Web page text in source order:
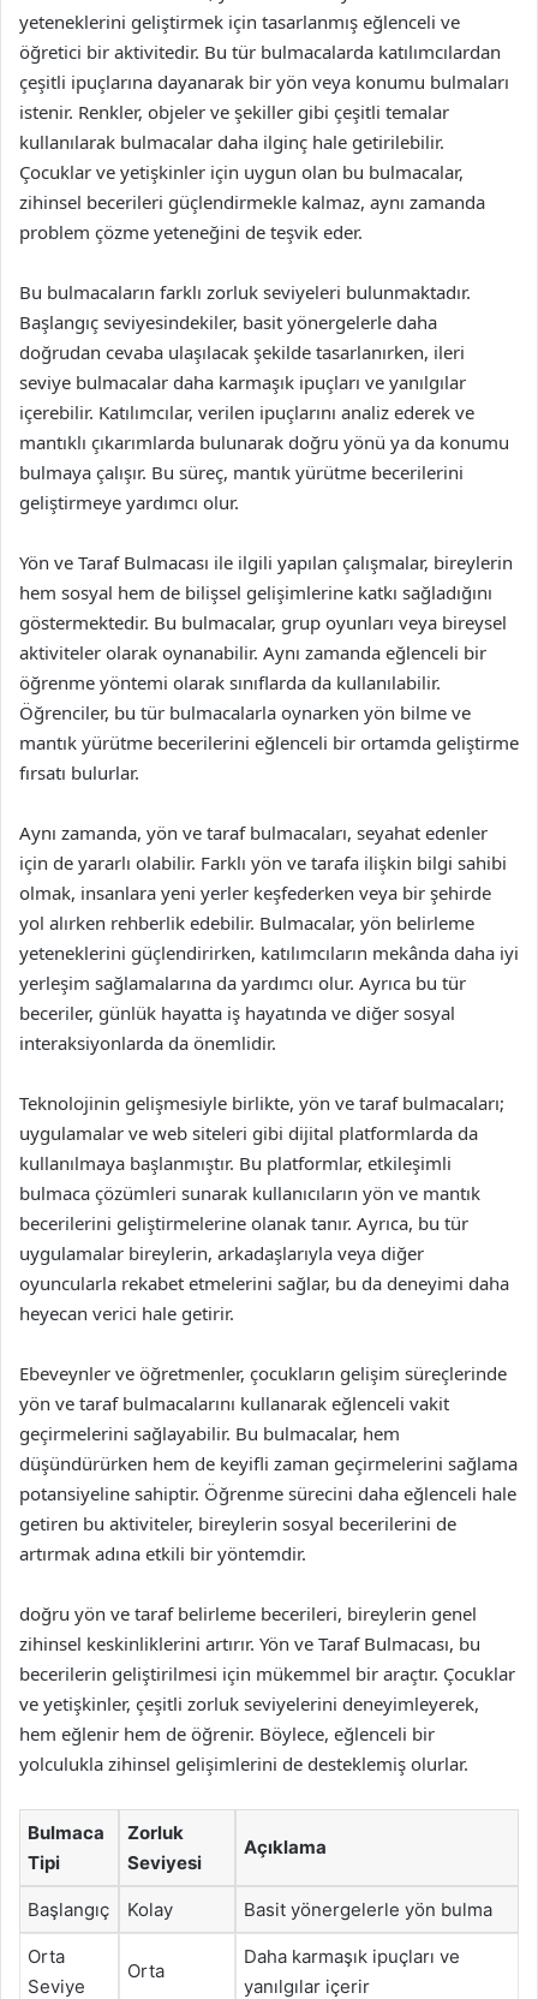
yeteneklerini geliştirmek için tasarlanmış eğlenceli ve
öğretici bir aktivitedir. Bu tür bulmacalarda katılımcılardan
çeşitli ipuçlarına dayanarak bir yön veya konumu bulmaları
istenir. Renkler, objeler ve şekiller gibi çeşitli temalar
kullanılarak bulmacalar daha ilginç hale getirilebilir.
Çocuklar ve yetişkinler için uygun olan bu bulmacalar,
zihinsel becerileri güçlendirmekle kalmaz, aynı zamanda
problem çözme yeteneğini de teşvik eder.
Bu bulmacaların farklı zorluk seviyeleri bulunmaktadır.
Başlangıç seviyesindekiler, basit yönergelerle daha
doğrudan cevaba ulaşılacak şekilde tasarlanırken, ileri
seviye bulmacalar daha karmaşık ipuçları ve yanılgılar
içerebilir. Katılımcılar, verilen ipuçlarını analiz ederek ve
mantıklı çıkarımlarda bulunarak doğru yönü ya da konumu
bulmaya çalışır. Bu süreç, mantık yürütme becerilerini
geliştirmeye yardımcı olur.
Yön ve Taraf Bulmacası ile ilgili yapılan çalışmalar, bireylerin
hem sosyal hem de bilişsel gelişimlerine katkı sağladığını
göstermektedir. Bu bulmacalar, grup oyunları veya bireysel
aktiviteler olarak oynanabilir. Aynı zamanda eğlenceli bir
öğrenme yöntemi olarak sınıflarda da kullanılabilir.
Öğrenciler, bu tür bulmacalarla oynarken yön bilme ve
mantık yürütme becerilerini eğlenceli bir ortamda geliştirme
fırsatı bulurlar.
Aynı zamanda, yön ve taraf bulmacaları, seyahat edenler
için de yararlı olabilir. Farklı yön ve tarafa ilişkin bilgi sahibi
olmak, insanlara yeni yerler keşfederken veya bir şehirde
yol alırken rehberlik edebilir. Bulmacalar, yön belirleme
yeteneklerini güçlendirirken, katılımcıların mekânda daha iyi
yerleşim sağlamalarına da yardımcı olur. Ayrıca bu tür
beceriler, günlük hayatta iş hayatında ve diğer sosyal
interaksiyonlarda da önemlidir.
Teknolojinin gelişmesiyle birlikte, yön ve taraf bulmacaları;
uygulamalar ve web siteleri gibi dijital platformlarda da
kullanılmaya başlanmıştır. Bu platformlar, etkileşimli
bulmaca çözümleri sunarak kullanıcıların yön ve mantık
becerilerini geliştirmelerine olanak tanır. Ayrıca, bu tür
uygulamalar bireylerin, arkadaşlarıyla veya diğer
oyuncularla rekabet etmelerini sağlar, bu da deneyimi daha
heyecan verici hale getirir.
Ebeveynler ve öğretmenler, çocukların gelişim süreçlerinde
yön ve taraf bulmacalarını kullanarak eğlenceli vakit
geçirmelerini sağlayabilir. Bu bulmacalar, hem
düşündürürken hem de keyifli zaman geçirmelerini sağlama
potansiyeline sahiptir. Öğrenme sürecini daha eğlenceli hale
getiren bu aktiviteler, bireylerin sosyal becerilerini de
artırmak adına etkili bir yöntemdir.
doğru yön ve taraf belirleme becerileri, bireylerin genel
zihinsel keskinliklerini artırır. Yön ve Taraf Bulmacası, bu
becerilerin geliştirilmesi için mükemmel bir araçtır. Çocuklar
ve yetişkinler, çeşitli zorluk seviyelerini deneyimleyerek,
hem eğlenir hem de öğrenir. Böylece, eğlenceli bir
yolculukla zihinsel gelişimlerini de desteklemiş olurlar.
Bulmaca
Tipi
Zorluk
Seviyesi
Açıklama
Başlangıç Kolay Basit yönergelerle yön bulma
Orta
Seviye
Orta
Daha karmaşık ipuçları ve
yanılgılar içerir